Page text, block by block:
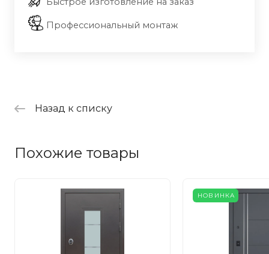
Профессиональный монтаж
Назад к списку
Похожие товары
НОВИНКА